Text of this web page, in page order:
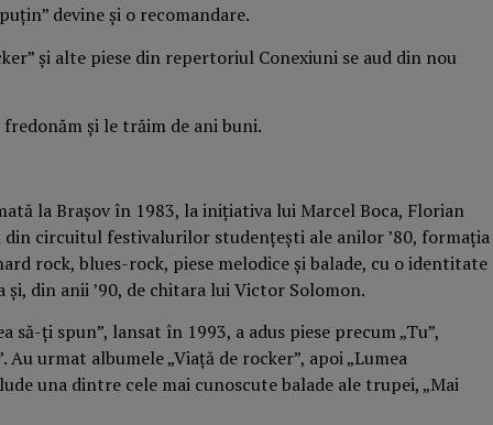
devine și o recomandare.
și alte piese din repertoriul Conexiuni se aud din nou
și le trăim de ani buni.
la Brașov în 1983, la inițiativa lui Marcel Boca, Florian
circuitul festivalurilor studențești ale anilor ’80, formația
rock, blues-rock, piese melodice și balade, cu o identitate
și, din anii ’90, de chitara lui Victor Solomon.
să-ți spun”, lansat în 1993, a adus piese precum „Tu”,
Au urmat albumele „Viață de rocker”, apoi „Lumea
una dintre cele mai cunoscute balade ale trupei, „Mai